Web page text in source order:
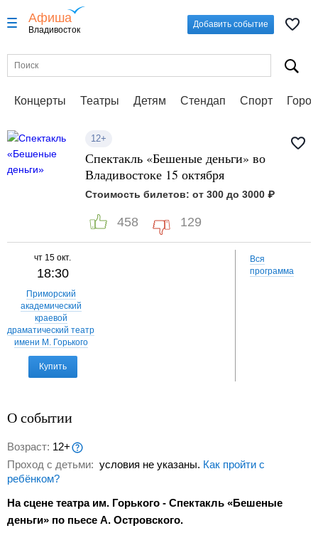
Афиша
Владивосток
Добавить событие
Концерты Театры Детям Стендап Спорт
12+
Спектакль «Бешеные деньги» во
Владивостоке 15 октября
Стоимость билетов: от 300 до 3000 ₽
458 129
чт 15 окт.
18:30
Приморский
академический
краевой
драматический театр
имени М. Горького
Купить
Вся
программа
О событии
Возраст: 12+
Проход с детьми: условия не указаны. Как пройти с
ребёнком?
На сцене театра им. Горького - Спектакль «Бешеные
деньги» по пьесе А. Островского.